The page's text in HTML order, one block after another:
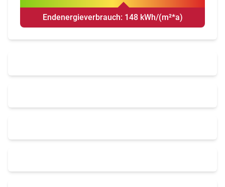
Endenergieverbrauch: 148 kWh/(m²*a)